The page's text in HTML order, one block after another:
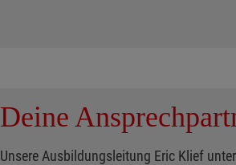
Deine
Unsere Ausbildungsleitung Eric Klief unter